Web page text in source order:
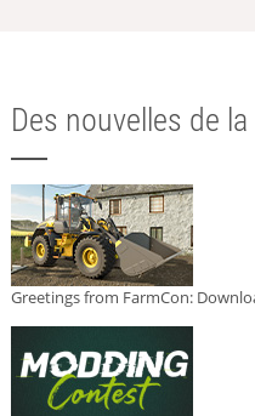
Des nouvelles de
Greetings from FarmCon: